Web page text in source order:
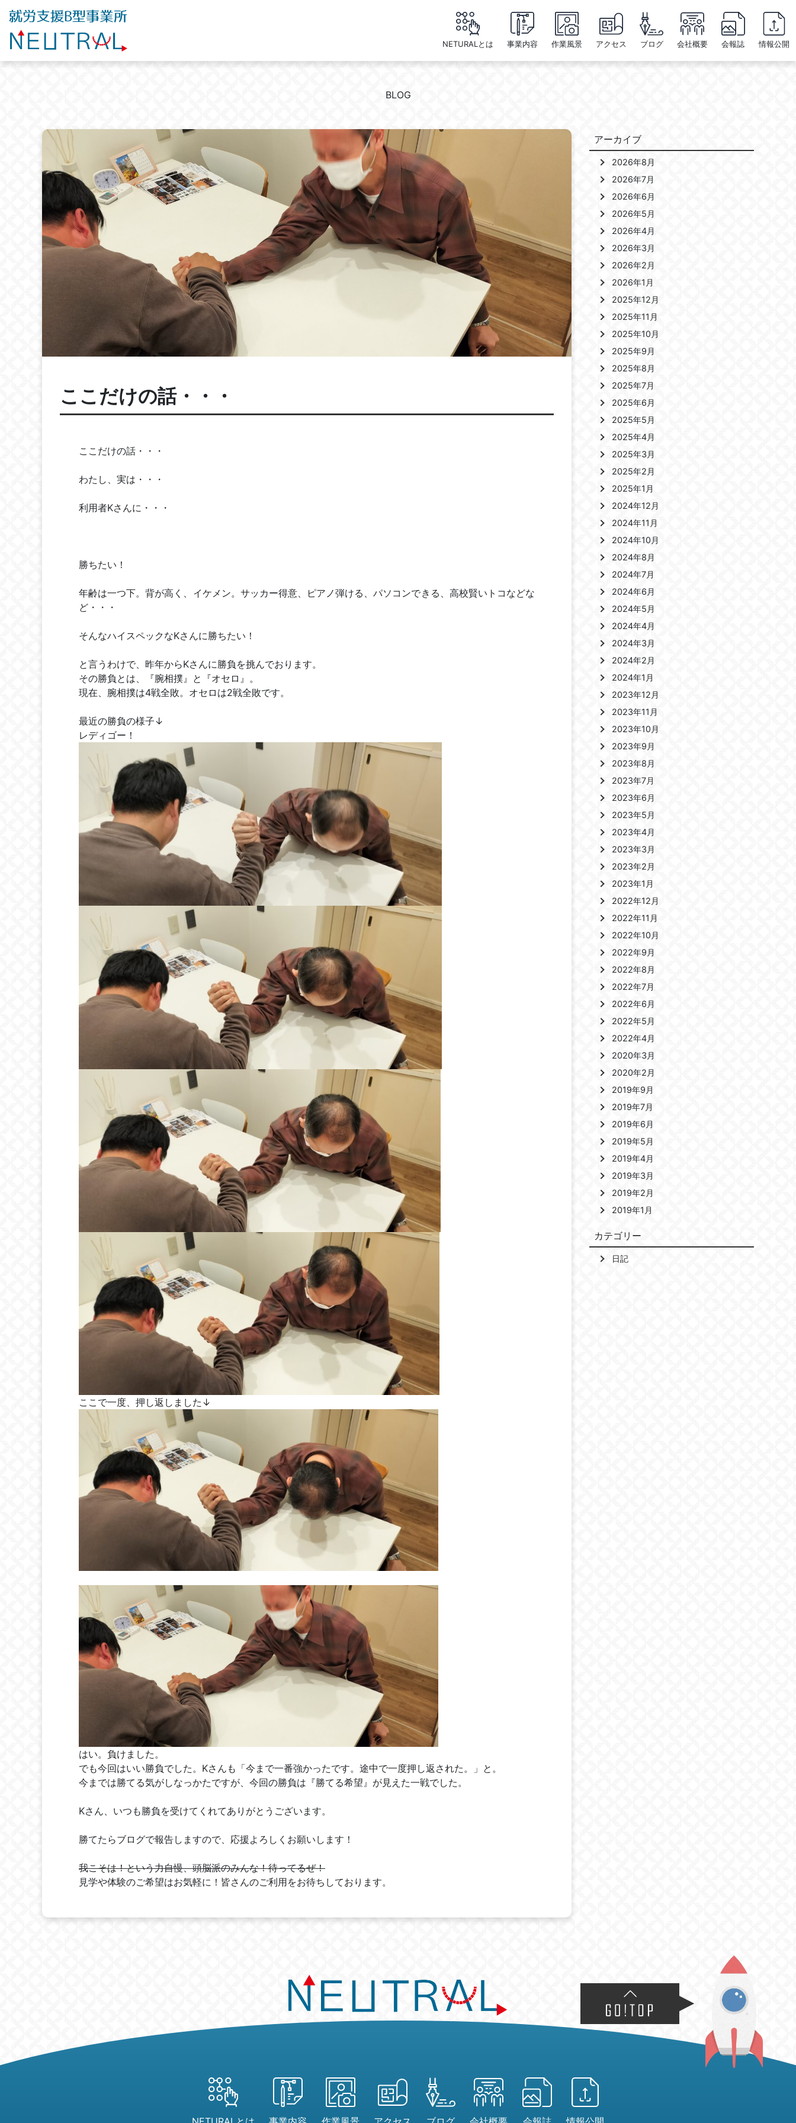
NETURALとは 事業内容 作業風景 アクセス ブログ 会社概要 会報誌 情報公開
BLOG
ここだけの話・・・
ここだけの話・・・
わたし、実は・・・
利用者Kさんに・・・
勝ちたい！
年齢は一つ下。背が高く、イケメン。サッカー得意、ピアノ弾ける、パソコンできる、高校賢いトコなどな
ど・・・
そんなハイスペックなKさんに勝ちたい！
と言うわけで、昨年からKさんに勝負を挑んでおります。
その勝負とは、『腕相撲』と『オセロ』。
現在、腕相撲は4戦全敗。オセロは2戦全敗です。
最近の勝負の様子↓
レディゴー！
ここで一度、押し返しました↓
はい。負けました。
でも今回はいい勝負でした。Kさんも「今まで一番強かったです。途中で一度押し返された。」と。
今までは勝てる気がしなっかたですが、今回の勝負は『勝てる希望』が見えた一戦でした。
Kさん、いつも勝負を受けてくれてありがとうございます。
勝てたらブログで報告しますので、 応援よろしくお願いします！
我こそは！という力自慢、頭脳派のみんな！待ってるぜ！
見学や体験のご希望はお気軽に！皆さんのご利用をお待ちしております。
アーカイブ
2026年8月
2026年7月
2026年6月
2026年5月
2026年4月
2026年3月
2026年2月
2026年1月
2025年12月
2025年11月
2025年10月
2025年9月
2025年8月
2025年7月
2025年6月
2025年5月
2025年4月
2025年3月
2025年2月
2025年1月
2024年12月
2024年11月
2024年10月
2024年8月
2024年7月
2024年6月
2024年5月
2024年4月
2024年3月
2024年2月
2024年1月
2023年12月
2023年11月
2023年10月
2023年9月
2023年8月
2023年7月
2023年6月
2023年5月
2023年4月
2023年3月
2023年2月
2023年1月
2022年12月
2022年11月
2022年10月
2022年9月
2022年8月
2022年7月
2022年6月
2022年5月
2022年4月
2020年3月
2020年2月
2019年9月
2019年7月
2019年6月
2019年5月
2019年4月
2019年3月
2019年2月
2019年1月
カテゴリー
日記